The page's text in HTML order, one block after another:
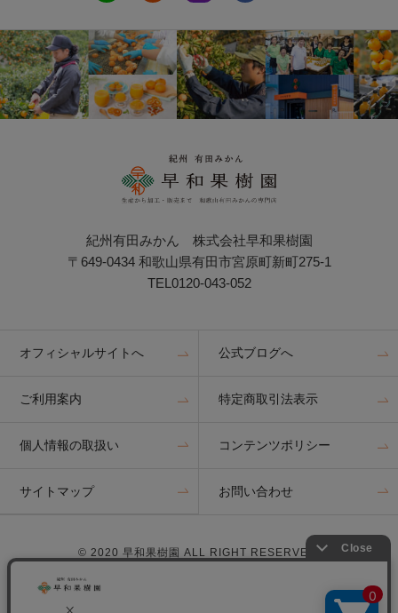
紀州有田みかん 株式会社早和果樹園
〒649-0434 和歌山県有田市宮原町新町275-1
TEL0120-043-052
オフィシャルサイトへ 公式ブログへ
ご利用案内 特定商取引法表示
個人情報の取扱い コンテンツポリシー
サイトマップ お問い合わせ
© 2020 早和果樹園 ALL RIGHT RESERVED.